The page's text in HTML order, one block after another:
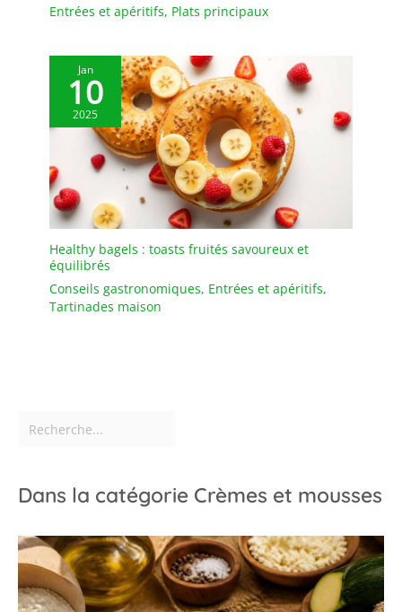
de la vaisselle en
porcelaine chez DOWAN.
remplacement gratuit
des produits
endommagés ou
ébréchés causés par des
facteurs non humains
dans la garantie de 30
jours. Caractéristiques
clés du produit
Entrées et apéritifs, Plats principaux
Jan
10
2025
Healthy bagels : toasts fruités savoureux et
équilibrés
Conseils gastronomiques, Entrées et apéritifs,
Tartinades maison
Dans la catégorie Crèmes et mousses